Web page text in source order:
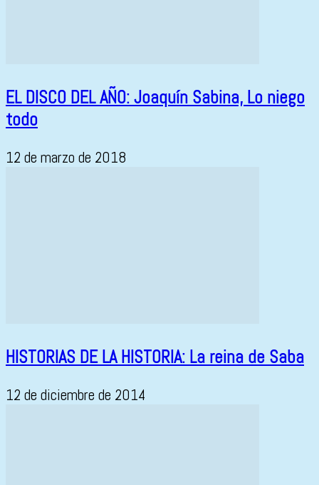
EL DISCO DEL AÑO: Joaquín Sabina, Lo niego
todo
12 de marzo de 2018
HISTORIAS DE LA HISTORIA: La reina de Saba
12 de diciembre de 2014